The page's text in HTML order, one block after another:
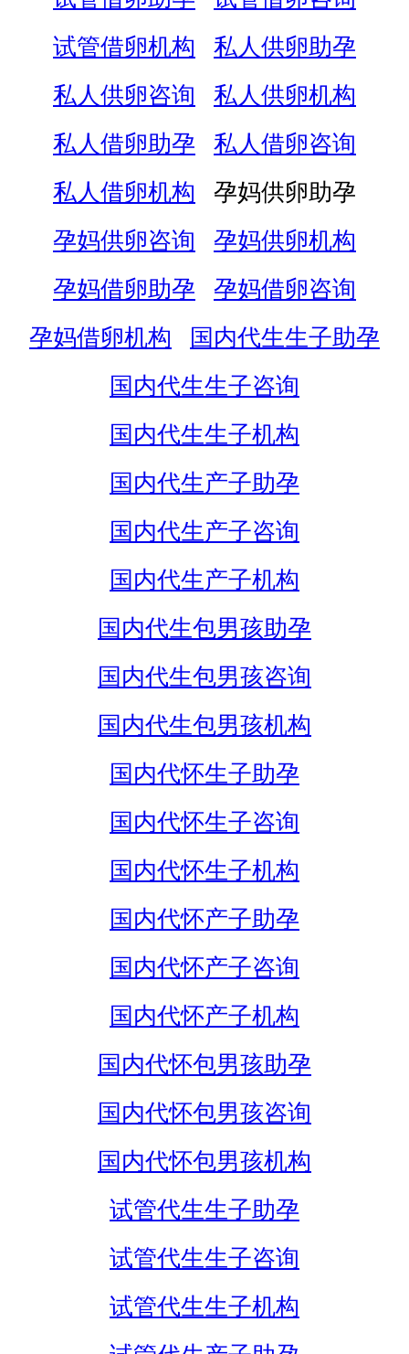
试管借卵机构
私人供卵助孕
私人供卵咨询
私人供卵机构
私人借卵助孕
私人借卵咨询
私人借卵机构
孕妈供卵助孕
孕妈供卵咨询
孕妈供卵机构
孕妈借卵助孕
孕妈借卵咨询
孕妈借卵机构
国内代生生子助孕
国内代生生子咨询
国内代生生子机构
国内代生产子助孕
国内代生产子咨询
国内代生产子机构
国内代生包男孩助孕
国内代生包男孩咨询
国内代生包男孩机构
国内代怀生子助孕
国内代怀生子咨询
国内代怀生子机构
国内代怀产子助孕
国内代怀产子咨询
国内代怀产子机构
国内代怀包男孩助孕
国内代怀包男孩咨询
国内代怀包男孩机构
试管代生生子助孕
试管代生生子咨询
试管代生生子机构